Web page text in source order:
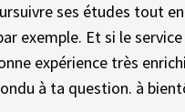
ses études tout
exemple. Et si le
expérience très
à ta question. à